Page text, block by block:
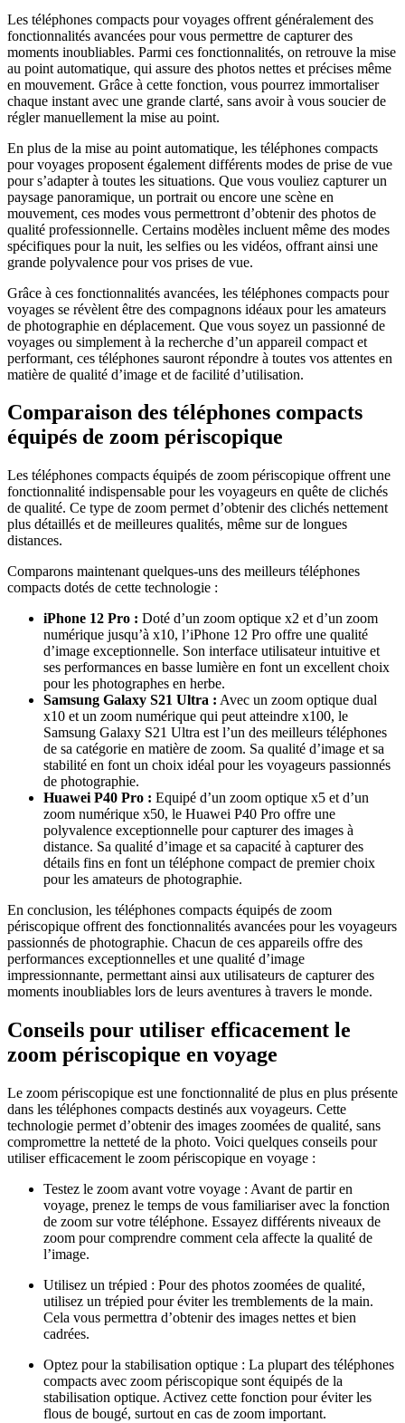
Les téléphones compacts pour voyages offrent généralement des
fonctionnalités avancées pour vous permettre de capturer des
moments inoubliables. Parmi ces fonctionnalités, on retrouve la mise
au point automatique, qui assure des photos nettes et précises même
en mouvement. Grâce à cette fonction, vous pourrez immortaliser
chaque instant avec une grande clarté, sans avoir à vous soucier de
régler manuellement la mise au point.
En plus de la mise au point automatique, les téléphones compacts
pour voyages proposent également différents modes de prise de vue
pour s’adapter à toutes les situations. Que vous vouliez capturer un
paysage panoramique, un portrait ou encore une scène en
mouvement, ces modes vous permettront d’obtenir des photos de
qualité professionnelle. Certains modèles incluent même des modes
spécifiques pour la nuit, les selfies ou les vidéos, offrant ainsi une
grande polyvalence pour vos prises de vue.
Grâce à ces fonctionnalités avancées, les téléphones compacts pour
voyages se révèlent être des compagnons idéaux pour les amateurs
de photographie en déplacement. Que vous soyez un passionné de
voyages ou simplement à la recherche d’un appareil compact et
performant, ces téléphones sauront répondre à toutes vos attentes en
matière de qualité d’image et de facilité d’utilisation.
Comparaison des téléphones compacts
équipés de zoom périscopique
Les téléphones compacts équipés de zoom périscopique offrent une
fonctionnalité indispensable pour les voyageurs en quête de clichés
de qualité. Ce type de zoom permet d’obtenir des clichés nettement
plus détaillés et de meilleures qualités, même sur de longues
distances.
Comparons maintenant quelques-uns des meilleurs téléphones
compacts dotés de cette technologie :
iPhone 12 Pro : Doté d’un zoom optique x2 et d’un zoom
numérique jusqu’à x10, l’iPhone 12 Pro offre une qualité
d’image exceptionnelle. Son interface utilisateur intuitive et
ses performances en basse lumière en font un excellent choix
pour les photographes en herbe.
Samsung Galaxy S21 Ultra : Avec un zoom optique dual
x10 et un zoom numérique qui peut atteindre x100, le
Samsung Galaxy S21 Ultra est l’un des meilleurs téléphones
de sa catégorie en matière de zoom. Sa qualité d’image et sa
stabilité en font un choix idéal pour les voyageurs passionnés
de photographie.
Huawei P40 Pro : Equipé d’un zoom optique x5 et d’un
zoom numérique x50, le Huawei P40 Pro offre une
polyvalence exceptionnelle pour capturer des images à
distance. Sa qualité d’image et sa capacité à capturer des
détails fins en font un téléphone compact de premier choix
pour les amateurs de photographie.
En conclusion, les téléphones compacts équipés de zoom
périscopique offrent des fonctionnalités avancées pour les voyageurs
passionnés de photographie. Chacun de ces appareils offre des
performances exceptionnelles et une qualité d’image
impressionnante, permettant ainsi aux utilisateurs de capturer des
moments inoubliables lors de leurs aventures à travers le monde.
Conseils pour utiliser efficacement le
zoom périscopique en voyage
Le zoom périscopique est une fonctionnalité de plus en plus présente
dans les téléphones compacts destinés aux voyageurs. Cette
technologie permet d’obtenir des images zoomées de qualité, sans
compromettre la netteté de la photo. Voici quelques conseils pour
utiliser efficacement le zoom périscopique en voyage :
Testez le zoom avant votre voyage : Avant de partir en
voyage, prenez le temps de vous familiariser avec la fonction
de zoom sur votre téléphone. Essayez différents niveaux de
zoom pour comprendre comment cela affecte la qualité de
l’image.
Utilisez un trépied : Pour des photos zoomées de qualité,
utilisez un trépied pour éviter les tremblements de la main.
Cela vous permettra d’obtenir des images nettes et bien
cadrées.
Optez pour la stabilisation optique : La plupart des téléphones
compacts avec zoom périscopique sont équipés de la
stabilisation optique. Activez cette fonction pour éviter les
flous de bougé, surtout en cas de zoom important.